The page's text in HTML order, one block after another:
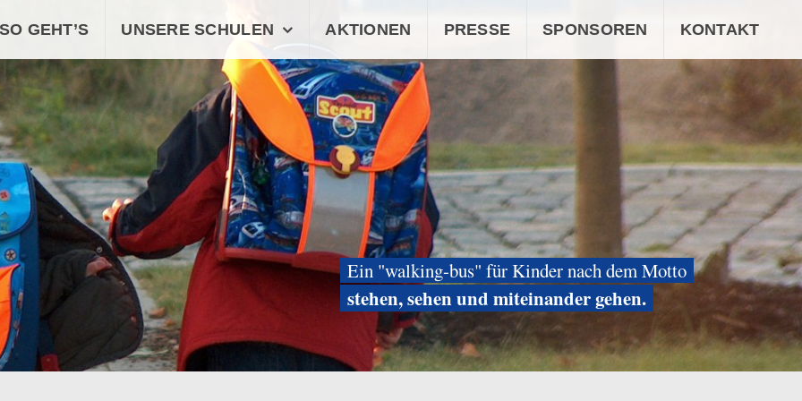
SO GEHT’S UNSERE SCHULEN AKTIONEN PRESSE SPONSOREN KONTAKT
Ein "walking-bus" für Kinder nach dem Motto
stehen, sehen und miteinander gehen.